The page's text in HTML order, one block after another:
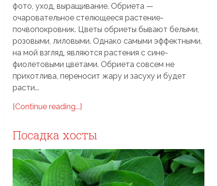
фото, уход, выращивание. Обриета —
очаровательное стелющееся растение-
почвопокровник. Цветы обриеты бывают белыми,
розовыми, лиловыми. Однако самыми эффектными,
на мой взгляд, являются растения с сине-
фиолетовыми цветами. Обриета совсем не
прихотлива, переносит жару и засуху и будет
расти...
[Continue reading...]
Посадка хосты